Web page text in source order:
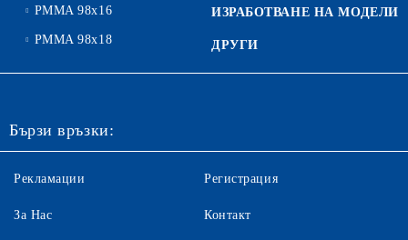
PMMA 98x16
PMMA 98x18
ИЗРАБОТВАНЕ НА МОДЕЛИ
ДРУГИ
Бързи връзки:
Рекламации
За Нас
Регистрация
Контакт